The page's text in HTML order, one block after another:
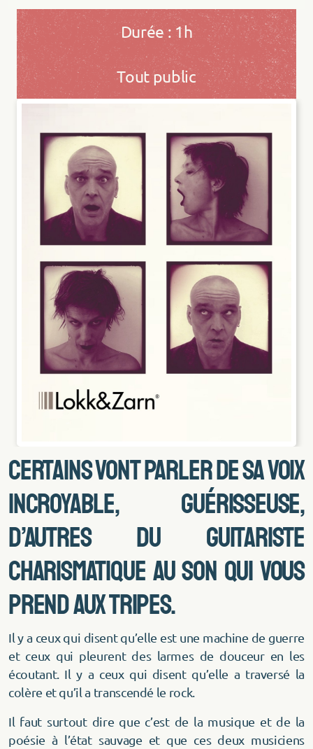
Durée : 1h
Tout public
Certains vont parler de sa voix
incroyable, guérisseuse,
d’autres du guitariste
charismatique au son qui vous
prend aux tripes.
Il y a ceux qui disent qu’elle est une machine de guerre
et ceux qui pleurent des larmes de douceur en les
écoutant. Il y a ceux qui disent qu’elle a traversé la
colère et qu’il a transcendé le rock.
Il faut surtout dire que c’est de la musique et de la
poésie à l’état sauvage et que ces deux musiciens